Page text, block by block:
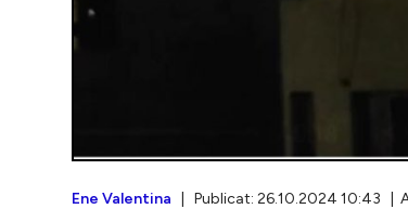
Ene Valentina | Publicat: 26.10.2024 10:43 |